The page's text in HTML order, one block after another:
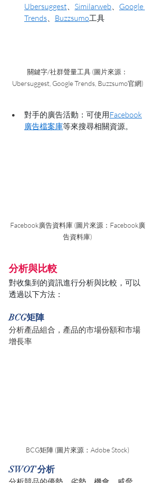
Ubersuggest
Similarweb
Google
Trends
Buzzsumo工具
關鍵字/社群聲量工具 (圖片來源：
Ubersuggest, Google Trends, Buzzsumo官網)
對手的廣告活動：可使用Facebook
廣告檔案庫等來搜尋相關資源。
Facebook廣告資料庫 (圖片來源：Facebook廣
告資料庫)
分析與比較
對收集到的資訊進行分析與比較，可以
透過以下方法：
BCG矩陣
分析產品組合，產品的市場份額和市場
增長率
BCG矩陣 (圖片來源：Adobe Stock)
SWOT 分析